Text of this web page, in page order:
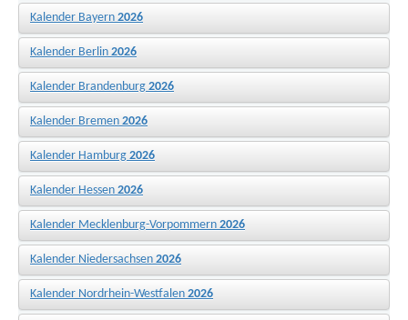
Kalender Bayern 2026
Kalender Berlin 2026
Kalender Brandenburg 2026
Kalender Bremen 2026
Kalender Hamburg 2026
Kalender Hessen 2026
Kalender Mecklenburg-Vorpommern 2026
Kalender Niedersachsen 2026
Kalender Nordrhein-Westfalen 2026